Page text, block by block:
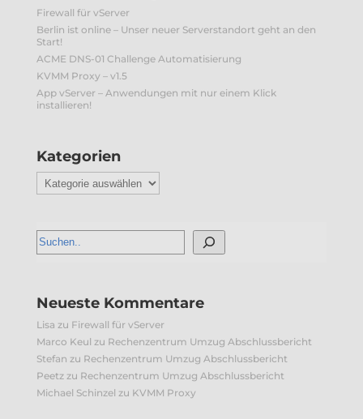
Firewall für vServer
Berlin ist online – Unser neuer Serverstandort geht an den
Start!
ACME DNS-01 Challenge Automatisierung
KVMM Proxy – v1.5
App vServer – Anwendungen mit nur einem Klick
installieren!
Kategorien
Kategorien
Neueste Kommentare
Lisa zu Firewall für vServer
Marco Keul zu Rechenzentrum Umzug Abschlussbericht
Stefan zu Rechenzentrum Umzug Abschlussbericht
Peetzzu Rechenzentrum Umzug Abschlussbericht
Michael Schinzel zu KVMM Proxy